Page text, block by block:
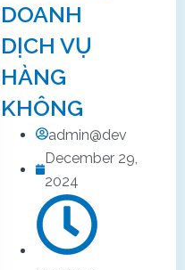
DOANH
DỊCH VỤ
HÀNG
KHÔNG
admin@dev
December 29,
2024